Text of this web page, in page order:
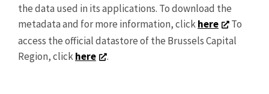
the data used in its applications. To download the
metadata and for more information, clickhere
To
access the official datastore of the Brussels Capital
Region, clickhere .